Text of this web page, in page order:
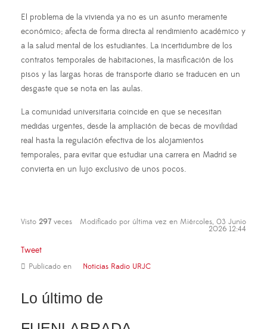
El problema de la vivienda ya no es un asunto meramente
económico; afecta de forma directa al rendimiento académico y
a la salud mental de los estudiantes. La incertidumbre de los
contratos temporales de habitaciones, la masificación de los
pisos y las largas horas de transporte diario se traducen en un
desgaste que se nota en las aulas.
La comunidad universitaria coincide en que se necesitan
medidas urgentes, desde la ampliación de becas de movilidad
real hasta la regulación efectiva de los alojamientos
temporales, para evitar que estudiar una carrera en Madrid se
convierta en un lujo exclusivo de unos pocos.
Visto 297 veces Modificado por última vez en Miércoles, 03 Junio
2026 12:44
Tweet
Publicado en Noticias Radio URJC
Lo último de